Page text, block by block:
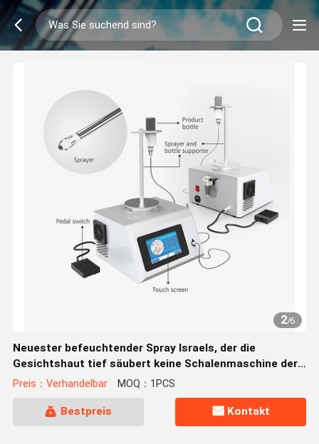
2/6
Neuester befeuchtender Spray Israels, der die
Gesichtshaut tief säubert keine Schalenmaschine der
Nadel mesotherapy Jetmit CER hydratisiert
Preis：Verhandelbar MOQ：1PCS
Bestpreis Kontakt